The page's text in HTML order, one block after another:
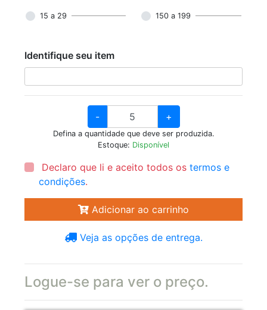
15 a 29 150 a 199
Identifique seu item
- +
Defina a quantidade que deve ser produzida.
Estoque: Disponível
Declaro que li e aceito todos ostermos e
condições.
Adicionar ao carrinho
Veja as opções de entrega.
Logue-se para ver o preço.